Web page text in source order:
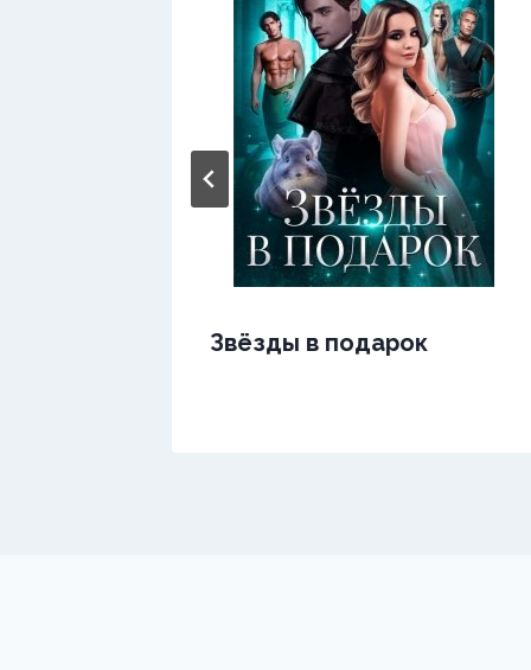
Звёзды в подарок